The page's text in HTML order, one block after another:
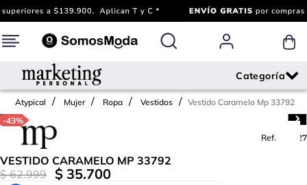
Atypical Mujer Ropa Vestidos
Vestido Caramelo Mp 33792
-43%
Ref.
677827
VESTIDO CARAMELO MP 33792
$ 62.999 $ 35.700